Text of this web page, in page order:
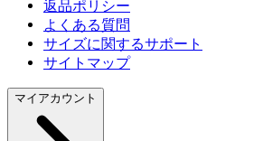
返品ポリシー
よくある質問
サイズに関するサポート
サイトマップ
マイアカウント